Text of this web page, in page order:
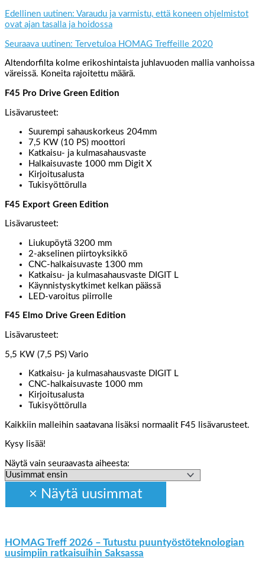
Edellinen uutinen: Varaudu ja varmistu, että koneen ohjelmistot
ovat ajan tasalla ja hoidossa
Seuraava uutinen: Tervetuloa HOMAG Treffeille 2020
Altendorfilta kolme erikoshintaista juhlavuoden mallia vanhoissa
väreissä. Koneita rajoitettu määrä.
F45 Pro Drive Green Edition
Lisävarusteet:
Suurempi sahauskorkeus 204mm
7,5 KW (10 PS) moottori
Katkaisu- ja kulmasahausvaste
Halkaisuvaste 1000 mm Digit X
Kirjoitusalusta
Tukisyöttörulla
F45 Export Green Edition
Lisävarusteet:
Liukupöytä 3200 mm
2-akselinen piirtoyksikkö
CNC-halkaisuvaste 1300 mm
Katkaisu- ja kulmasahausvaste DIGIT L
Käynnistyskytkimet kelkan päässä
LED-varoitus piirrolle
F45 Elmo Drive Green Edition
Lisävarusteet:
5,5 KW (7,5 PS) Vario
Katkaisu- ja kulmasahausvaste DIGIT L
CNC-halkaisuvaste 1000 mm
Kirjoitusalusta
Tukisyöttörulla
Kaikkiin malleihin saatavana lisäksi normaalit F45 lisävarusteet.
Kysy lisää!
Näytä vain seuraavasta aiheesta:
HOMAG Treff 2026 – Tutustu puuntyöstöteknologian
uusimpiin ratkaisuihin Saksassa